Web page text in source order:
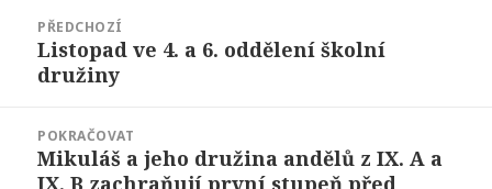
příspěvek
PŘEDCHOZÍ
Předchozí
příspěvek:
Listopad ve 4. a 6. oddělení školní
družiny
POKRAČOVAT
Následující
příspěvek:
Mikuláš a jeho družina andělů z IX. A a
IX. B zachraňují první stupeň před